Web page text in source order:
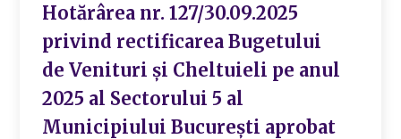
Hotărârea nr. 127/30.09.2025
privind rectificarea Bugetului
de Venituri și Cheltuieli pe anul
2025 al Sectorului 5 al
Municipiului București aprobat